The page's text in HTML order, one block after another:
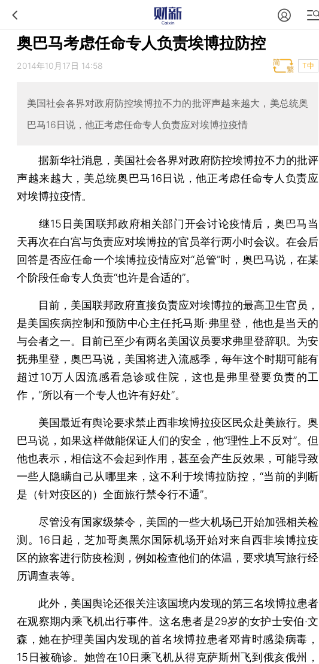
奥巴马考虑任命专人负责埃博拉防控
2014年10月17日 14:58 T中
美国社会各界对政府防控埃博拉不力的批评声越来越大，美总统奥
巴马16日说，他正考虑任命专人负责应对埃博拉疫情
据新华社消息，美国社会各界对政府防控埃博拉不力的批评
声越来越大，美总统奥巴马16日说，他正考虑任命专人负责应
对埃博拉疫情。
继15日美国联邦政府相关部门开会讨论疫情后，奥巴马当
天再次在白宫与负责应对埃博拉的官员举行两小时会议。在会后
回答是否应任命一个埃博拉疫情应对“总管”时，奥巴马说，在某
个阶段任命专人负责“也许是合适的”。
目前，美国联邦政府直接负责应对埃博拉的最高卫生官员，
是美国疾病控制和预防中心主任托马斯·弗里登，他也是当天的
与会者之一。目前已至少有两名美国议员要求弗里登辞职。为安
抚弗里登，奥巴马说，美国将进入流感季，每年这个时期可能有
超过10万人因流感看急诊或住院，这也是弗里登要负责的工
作，“所以有一个专人也许有好处”。
美国最近有舆论要求禁止西非埃博拉疫区民众赴美旅行。奥
巴马说，如果这样做能保证人们的安全，他“理性上不反对”。但
他也表示，相信这不会起到作用，甚至会产生反效果，可能导致
一些人隐瞒自己从哪里来，这不利于埃博拉防控，“当前的判断
是（针对疫区的）全面旅行禁令行不通”。
尽管没有国家级禁令，美国的一些大机场已开始加强相关检
测。16日起，芝加哥奥黑尔国际机场开始对来自西非埃博拉疫
区的旅客进行防疫检测，例如检查他们的体温，要求填写旅行经
历调查表等。
此外，美国舆论还很关注该国境内发现的第三名埃博拉患者
在观察期内乘飞机出行事件。这名患者是29岁的女护士安伯·文
森，她在护理美国内发现的首名埃博拉患者邓肯时感染病毒，
15日被确诊。她曾在10日乘飞机从得克萨斯州飞到俄亥俄州，